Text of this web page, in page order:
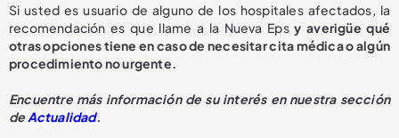
Si usted es usuario de alguno de los hospitales afectados, la
recomendación es que llame a la Nueva Epsy averigüe qué
otras opciones tiene en caso de necesitar cita médica o algún
procedimiento no urgente.
Encuentre más información de su interés en nuestra sección
deActualidad.